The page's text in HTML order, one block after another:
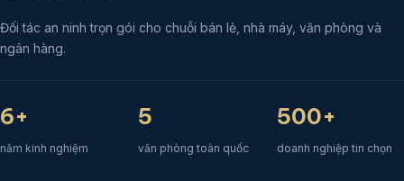
Đối tác an ninh trọn gói cho chuỗi bán lẻ, nhà máy, văn phòng và
ngân hàng.
6+
năm kinh nghiệm
5
văn phòng toàn quốc
500+
doanh nghiệp tin chọn